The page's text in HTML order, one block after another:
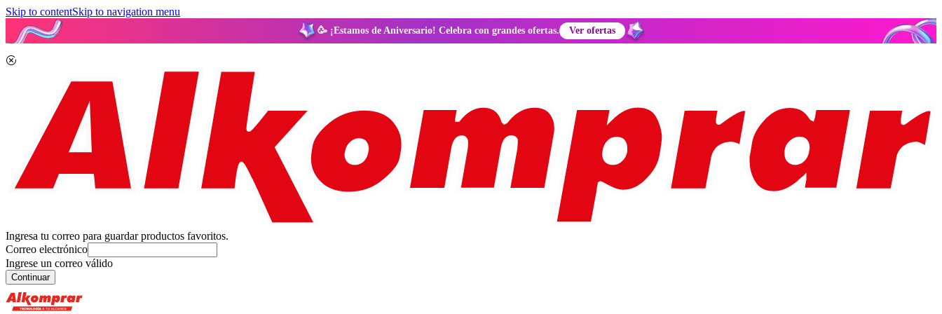
Skip to contentSkip to navigation menu
🥳 ¡Estamos de Aniversario! Celebra con grandes ofertas. Ver ofertas
Ingresa tu correo para guardar productos favoritos.
Correo electrónico
Ingrese un correo válido
Continuar